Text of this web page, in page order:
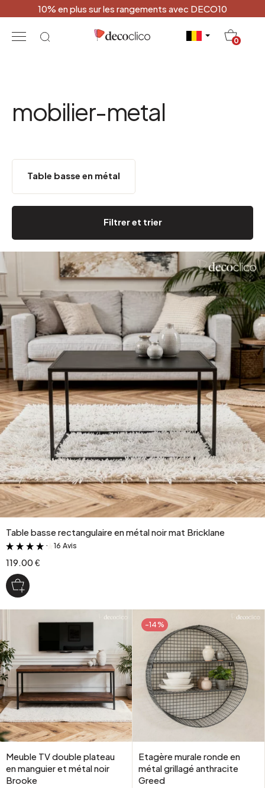
10% en plus sur les rangements avec DECO10
0
mobilier-metal
Filtrer et trier
Table basse en métal
Table basse rectangulaire en métal noir mat Bricklane
&
16 Avis
119.00 €
Meuble TV double plateau
en manguier et métal noir
Brooke
-14%
Etagère murale ronde en
métal grillagé anthracite
Greed